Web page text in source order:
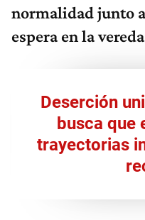
normalidad junto
espera en la
Deserción
busca que
trayectorias